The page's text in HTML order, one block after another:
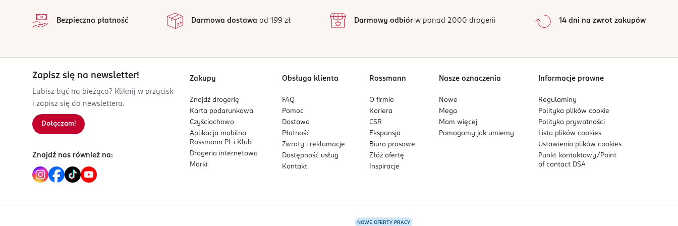
PL-Polska
5 905309 904163
2
1
0%
Sortowanie wgdata: od najnowszej
Bezpieczna płatność Darmowa dostawa od 199 zł Darmowy odbiórw ponad 2000 drogerii 14 dni na zwrot zakupów
Zapisz się na newsletter!
Lubisz być na bieżąco? Kliknij w przycisk
i zapisz się do newslettera.
Dołączam!
Znajdź nas również na:
Zakupy
Znajdź drogerię
Karta podarunkowa
Czyściochowo
Aplikacja mobilna
Rossmann PL i Klub
Drogeria internetowa
Marki
Obsługa klienta
FAQ
Pomoc
Dostawa
Płatność
Zwroty i reklamacje
Dostępność usług
Kontakt
Rossmann
O firmie
Kariera
CSR
Ekspansja
Biuro prasowe
Złóż ofertę
Inspiracje
Nasze oznaczenia
Nowe
Mega
Mam więcej
Pomagamy jak umiemy
Informacje prawne
Regulaminy
Polityka plikówcookie
Polityka prywatności
Lista plikówcookies
Ustawienia plikówcookies
Punkt kontaktowy/ Point
of contact DSA
NOWE OFERTY PRACY